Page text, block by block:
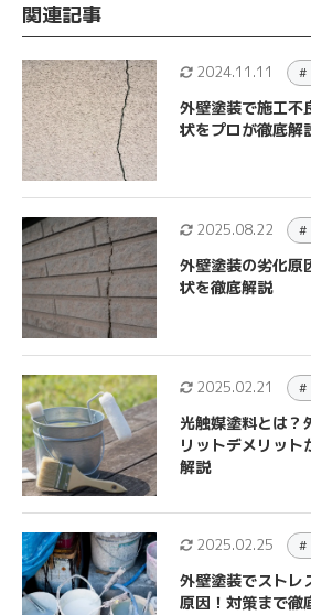
関連記事
2024.11.11 #
外壁塗装で施工不
状をプロが徹底解
2025.08.22 #
外壁塗装の劣化原
状を徹底解説
2025.02.21 #
光触媒塗料とは？
リットデメリット
解説
2025.02.25 #
外壁塗装でストレ
原因！対策まで徹